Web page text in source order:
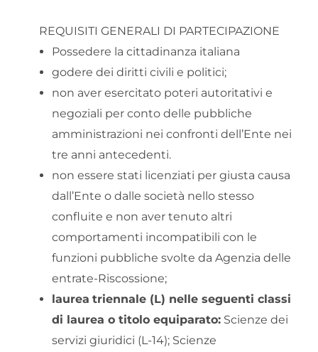
REQUISITI GENERALI DI PARTECIPAZIONE
Possedere la cittadinanza italiana
godere dei diritti civili e politici;
non aver esercitato poteri autoritativi e
negoziali per conto delle pubbliche
amministrazioni nei confronti dell’Ente nei
tre anni antecedenti.
non essere stati licenziati per giusta causa
dall’Ente o dalle società nello stesso
confluite e non aver tenuto altri
comportamenti incompatibili con le
funzioni pubbliche svolte da Agenzia delle
entrate-Riscossione;
laurea triennale (L) nelle seguenti classi
di laurea o titolo equiparato: Scienze dei
servizi giuridici (L-14); Scienze